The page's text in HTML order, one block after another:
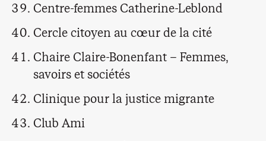
Centre-femmes Catherine-Leblond
Cercle citoyen au cœur de la cité
Chaire Claire-Bonenfant – Femmes,
savoirs et sociétés
Clinique pour la justice migrante
Club Ami